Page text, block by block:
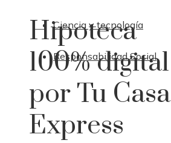
Ciencia y tecnología
Responsabilidad Social
Hipoteca
100% digital
por Tu Casa
Express